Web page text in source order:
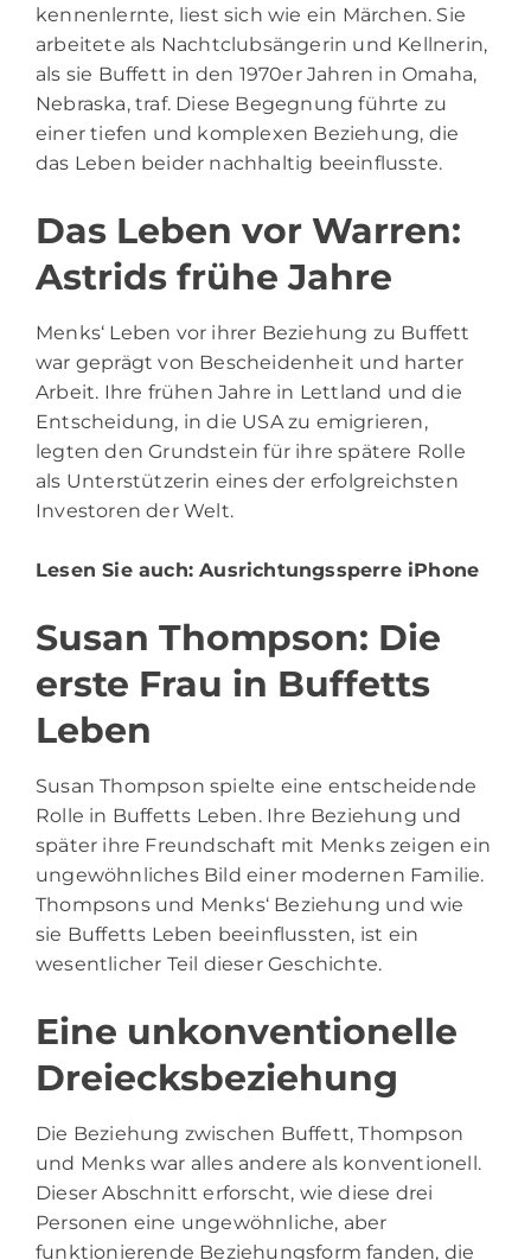
kennenlernte, liest sich wie ein Märchen. Sie
arbeitete als Nachtclubsängerin und Kellnerin,
als sie Buffett in den 1970er Jahren in Omaha,
Nebraska, traf. Diese Begegnung führte zu
einer tiefen und komplexen Beziehung, die
das Leben beider nachhaltig beeinflusste.
Das Leben vor Warren:
Astrids frühe Jahre
Menks‘ Leben vor ihrer Beziehung zu Buffett
war geprägt von Bescheidenheit und harter
Arbeit. Ihre frühen Jahre in Lettland und die
Entscheidung, in die USA zu emigrieren,
legten den Grundstein für ihre spätere Rolle
als Unterstützerin eines der erfolgreichsten
Investoren der Welt.
Lesen Sie auch:Ausrichtungssperre iPhone
Susan Thompson: Die
erste Frau in Buffetts
Leben
Susan Thompson spielte eine entscheidende
Rolle in Buffetts Leben. Ihre Beziehung und
später ihre Freundschaft mit Menks zeigen ein
ungewöhnliches Bild einer modernen Familie.
Thompsons und Menks‘ Beziehung und wie
sie Buffetts Leben beeinflussten, ist ein
wesentlicher Teil dieser Geschichte.
Eine unkonventionelle
Dreiecksbeziehung
Die Beziehung zwischen Buffett, Thompson
und Menks war alles andere als konventionell.
Dieser Abschnitt erforscht, wie diese drei
Personen eine ungewöhnliche, aber
funktionierende Beziehungsform fanden, die